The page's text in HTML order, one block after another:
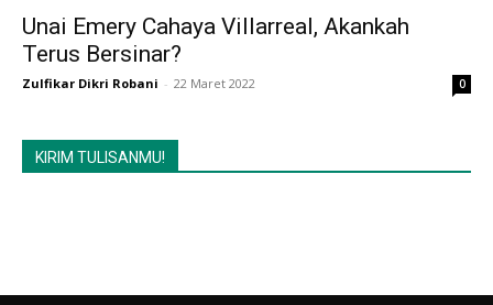
Unai Emery Cahaya Villarreal, Akankah
Terus Bersinar?
Zulfikar Dikri Robani - 22 Maret 2022 0
KIRIM TULISANMU!